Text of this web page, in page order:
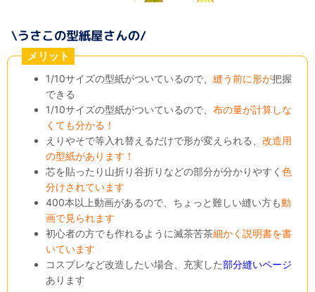
メリット
1/10サイズの型紙がついているので、縫う前に形が把握
できる
1/10サイズの型紙がついているので、布の量が計算しな
くても分かる！
えりやそで等入れ替えるだけで形が変えられる、改造用
の型紙があります！
芯を貼ったり山折り谷折りなどの部分が分かりやすく色
分けされています
400本以上動画があるので、ちょっと難しい縫い方も動
画で見られます
初心者の方でも作れるように滅茶苦茶細かく説明書を書
いています
コスプレなど改造したい場合、充実した部分縫いページ
あります